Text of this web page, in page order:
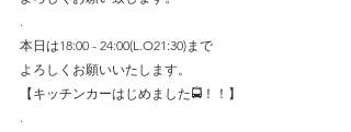
.
本日は18:00 - 24:00(L.O21:30)まで
よろしくお願いいたします。
【キッチンカーはじめました🚍！！】
.